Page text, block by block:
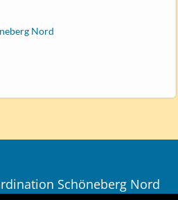
Nord
Schöneberg Nord